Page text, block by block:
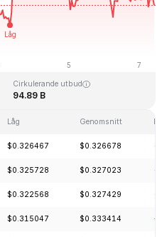
Cirkulerande utbud
94.89 B
Låg Genomsnitt
$0.326467 $0.326678 -
$0.325728 $0.327023 -
$0.322568 $0.327429 -
$0.315047 $0.333414